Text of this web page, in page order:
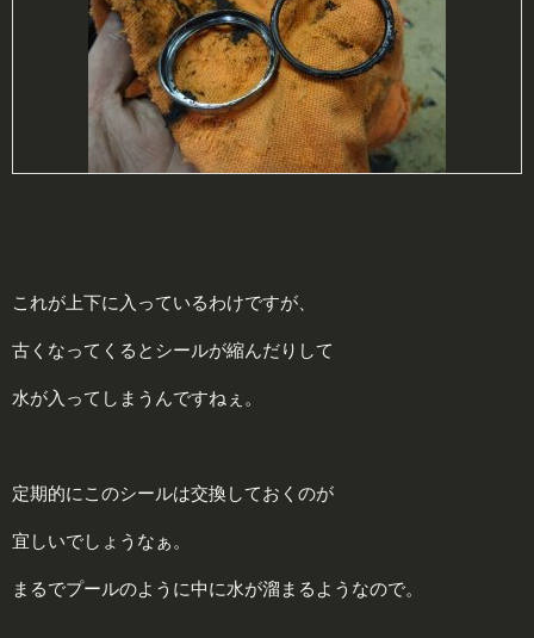
これが上下に入っているわけですが、
古くなってくるとシールが縮んだりして
水が入ってしまうんですねぇ。
定期的にこのシールは交換しておくのが
宜しいでしょうなぁ。
まるでプールのように中に水が溜まるようなので。